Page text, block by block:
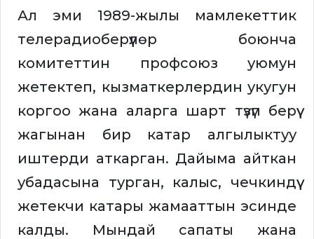
Ал эми 1989-жылы мамлекеттик
телерадиоберүүлөр боюнча
комитеттин профсоюз уюмун
жетектеп, кызматкерлердин укугун
коргоо жана аларга шарт түзүп берүү
жагынан бир катар алгылыктуу
иштерди аткарган. Дайыма айткан
убадасына турган, калыс, чечкиндүү
жетекчи катары жамааттын эсинде
калды. Мындай сапаты жана